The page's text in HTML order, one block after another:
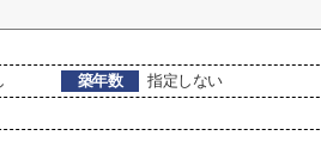
築年数
指定しない